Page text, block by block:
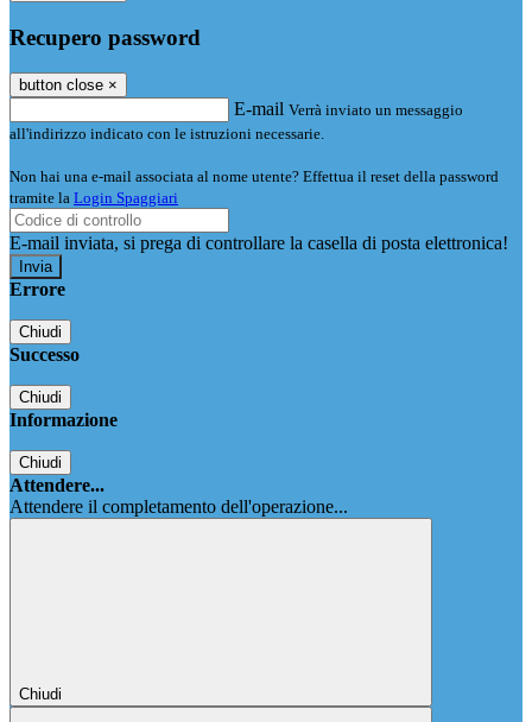
Recupero password
button close ×
E-mail Verrà inviato un messaggio
all'indirizzo indicato con le istruzioni necessarie.
Non hai una e-mail associata al nome utente? Effettua il reset della password
tramite la Login Spaggiari
E-mail inviata, si prega di controllare la casella di posta elettronica!
Errore
Chiudi
Successo
Chiudi
Informazione
Chiudi
Attendere...
Attendere il completamento dell'operazione...
Chiudi